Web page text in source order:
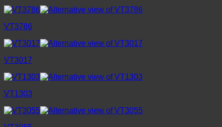
VT3786
VT3017
VT1303